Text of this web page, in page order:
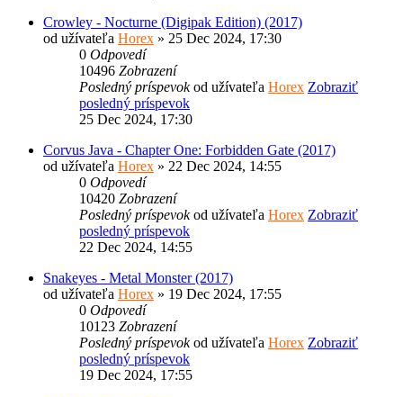
Crowley - Nocturne (Digipak Edition) (2017)
od užívateľa Horex » 25 Dec 2024, 17:30
0 Odpovedí
10496 Zobrazení
Posledný príspevokod užívateľa Horex Zobraziť
posledný príspevok
25 Dec 2024, 17:30
Corvus Java - Chapter One: Forbidden Gate (2017)
od užívateľa Horex » 22 Dec 2024, 14:55
0 Odpovedí
10420 Zobrazení
Posledný príspevokod užívateľa Horex Zobraziť
posledný príspevok
22 Dec 2024, 14:55
Snakeyes - Metal Monster (2017)
od užívateľa Horex » 19 Dec 2024, 17:55
0 Odpovedí
10123 Zobrazení
Posledný príspevokod užívateľa Horex Zobraziť
posledný príspevok
19 Dec 2024, 17:55